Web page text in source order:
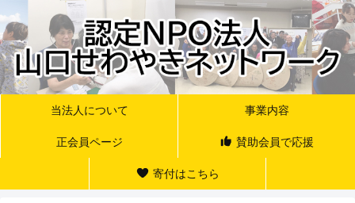
当法人について 事業内容
正会員ページ 賛助会員で応援
寄付はこちら